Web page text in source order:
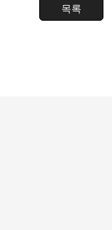
목록